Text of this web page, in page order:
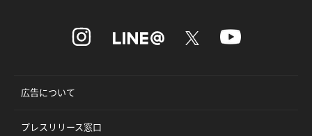
広告について
プレスリリース窓口